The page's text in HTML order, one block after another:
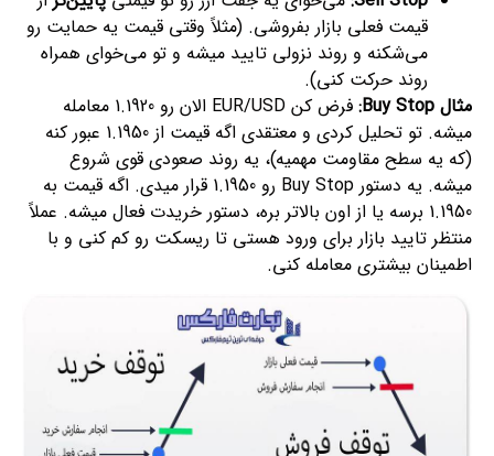
قیمت فعلی بازار بفروشی. (مثلاً وقتی قیمت یه حمایت رو
می‌شکنه و روند نزولی تایید میشه و تو می‌خوای همراه
روند حرکت کنی).
مثال Buy Stop:
فرض کن EUR/USD الان رو 1.1920 معامله
میشه. تو تحلیل کردی و معتقدی اگه قیمت از 1.1950 عبور کنه
(که یه سطح مقاومت مهمیه)، یه روند صعودی قوی شروع
میشه. یه دستور Buy Stop رو 1.1950 قرار میدی. اگه قیمت به
1.1950 برسه یا از اون بالاتر بره، دستور خریدت فعال میشه. عملاً
منتظر تایید بازار برای ورود هستی تا ریسکت رو کم کنی و با
اطمینان بیشتری معامله کنی.